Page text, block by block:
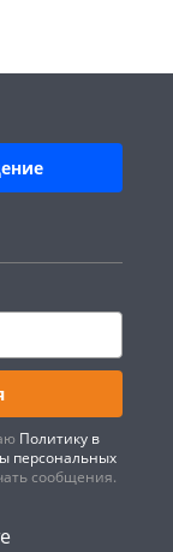
Политику в
персональных
сообщения.